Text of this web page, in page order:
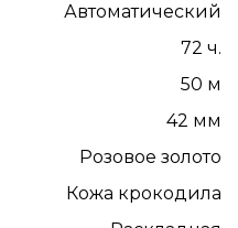
Автоматический
72 ч.
50 м
42 мм
Розовое золото
Кожа крокодила